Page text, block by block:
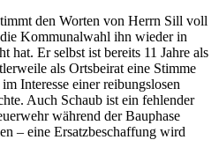
den Worten von Herrn Sill voll
Kommunalwahl ihn wieder in
hat. Er selbst ist bereits 11 Jahre als
als Ortsbeirat eine Stimme
Interesse einer reibungslosen
Auch Schaub ist ein fehlender
während der Bauphase
– eine Ersatzbeschaffung wird